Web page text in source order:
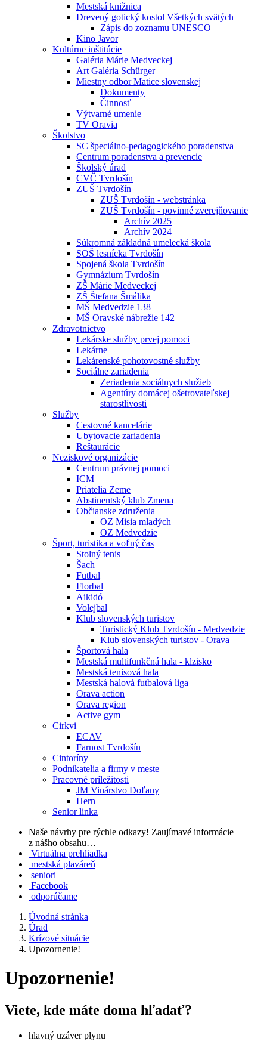
Mestská knižnica
Drevený gotický kostol Všetkých svätých
Zápis do zoznamu UNESCO
Kino Javor
Kultúrne inštitúcie
Galéria Márie Medveckej
Art Galéria Schürger
Miestny odbor Matice slovenskej
Dokumenty
Činnosť
Výtvarné umenie
TV Oravia
Školstvo
SC špeciálno-pedagogického poradenstva
Centrum poradenstva a prevencie
Školský úrad
CVČ Tvrdošín
ZUŠ Tvrdošín
ZUŠ Tvrdošín - webstránka
ZUŠ Tvrdošín - povinné zverejňovanie
Archív 2025
Archív 2024
Súkromná základná umelecká škola
SOŠ lesnícka Tvrdošín
Spojená škola Tvrdošín
Gymnázium Tvrdošín
ZŠ Márie Medveckej
ZŠ Štefana Šmálika
MŠ Medvedzie 138
MŠ Oravské nábrežie 142
Zdravotnictvo
Lekárske služby prvej pomoci
Lekárne
Lekárenské pohotovostné služby
Sociálne zariadenia
Zeriadenia sociálnych služieb
Agentúry domácej ošetrovateľskej
starostlivosti
Služby
Cestovné kancelárie
Ubytovacie zariadenia
Reštaurácie
Neziskové organizácie
Centrum právnej pomoci
ICM
Priatelia Zeme
Abstinentský klub Zmena
Občianske združenia
OZ Misia mladých
OZ Medvedzie
Šport, turistika a voľný čas
Stolný tenis
Šach
Futbal
Florbal
Aikidó
Volejbal
Klub slovenských turistov
Turistický Klub Tvrdošín - Medvedzie
Klub slovenských turistov - Orava
Športová hala
Mestská multifunkčná hala - klzisko
Mestská tenisová hala
Mestská halová futbalová liga
Orava action
Orava region
Active gym
Cirkvi
ECAV
Farnost Tvrdošín
Cintoríny
Podnikatelia a firmy v meste
Pracovné príležitosti
JM Vinárstvo Doľany
Hern
Senior linka
Naše návrhy pre rýchle odkazy! Zaujímavé informácie
z nášho obsahu…
Virtuálna prehliadka
mestská plaváreň
seniori
Facebook
odporúčame
Úvodná stránka
Úrad
Krízové situácie
Upozornenie!
Upozornenie!
Viete, kde máte doma hľadať?
hlavný uzáver plynu